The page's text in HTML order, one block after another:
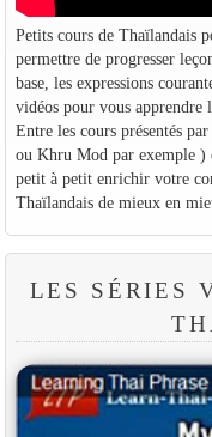
Petits cours de Thaïlandais
permettre de progresser
base, les expressions
vidéos pour vous apprendre
Entre les cours présentés
ou Khru Mod par exemple )
petit à petit enrichir votre
Thaïlandais de mieux en
LES SÉRIES